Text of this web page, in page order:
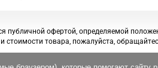
публичной офертой, определяемой
стоимости товара, пожалуйста,